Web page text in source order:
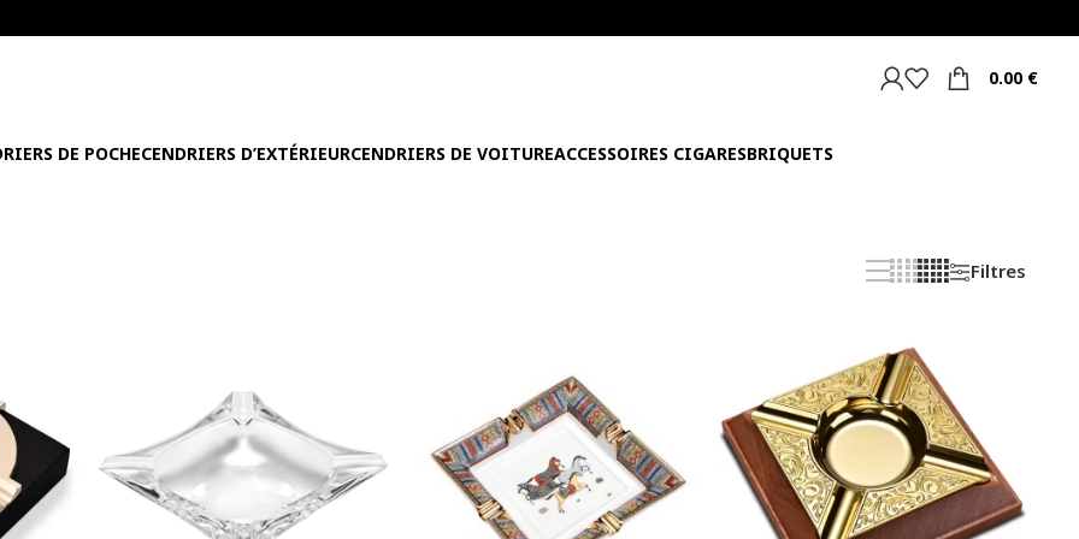
0.00 €
DE POCHECENDRIERS D’EXTÉRIEURCENDRIERS DE VOITUREACCESSOIRES CIGARESBRIQUETS
Filtres